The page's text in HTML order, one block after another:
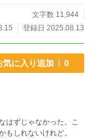
文字数 11,944
登録日 2025.08.13
気に入り追加 0
もう遅いのかもしれないけれど。